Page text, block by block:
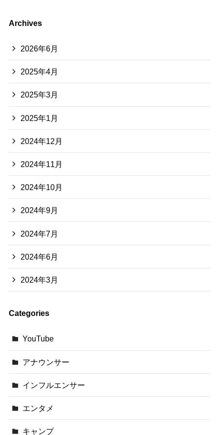
Archives
2026年6月
2025年4月
2025年3月
2025年1月
2024年12月
2024年11月
2024年10月
2024年9月
2024年7月
2024年6月
2024年3月
Categories
YouTube
アナウンサー
インフルエンサー
エンタメ
キャンプ